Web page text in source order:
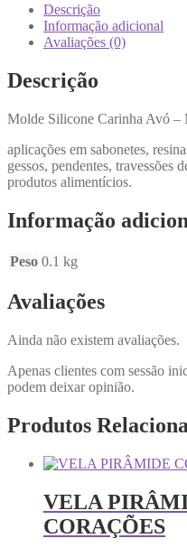
Descrição
Informação adicional
Avaliações (0)
Descrição
Molde Silicone Carinha Avó
aplicações em sabonetes,
gessos, pendentes, travessões
produtos alimentícios.
Informação
Peso 0.1 kg
Avaliações
Ainda não existem avaliações.
Apenas clientes com sessão
podem deixar opinião.
Produtos
VELA
CORAÇÕES